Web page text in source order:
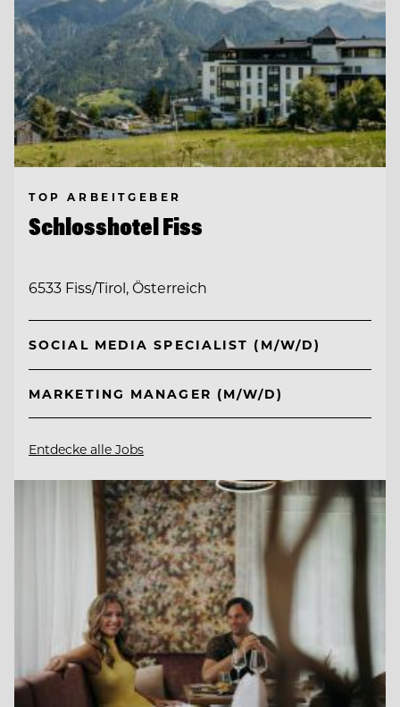
TOP ARBEITGEBER
Schlosshotel Fiss
6533 Fiss/Tirol, Österreich
SOCIAL MEDIA SPECIALIST (M/W/D)
MARKETING MANAGER (M/W/D)
Entdecke alle Jobs